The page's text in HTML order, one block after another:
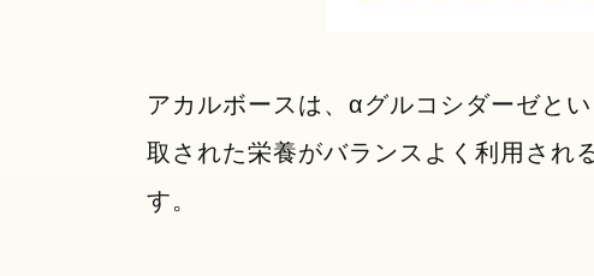
アカルボースは、αグルコシダーゼと
取された栄養がバランスよく利用され
す。